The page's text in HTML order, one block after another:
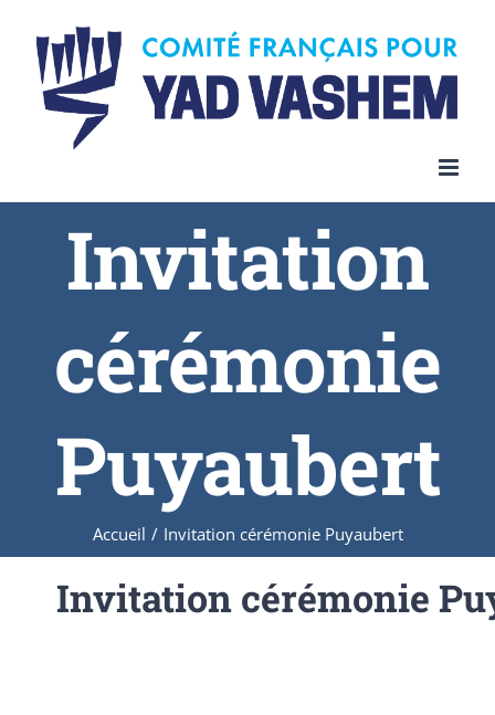
Invitation
cérémonie
Puyaubert
Accueil / Invitation cérémonie Puyaubert
Invitation cérémonie